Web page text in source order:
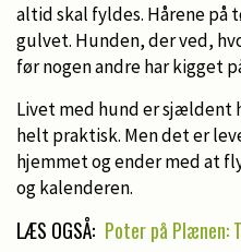
altid skal fyldes. Hårene på
gulvet. Hunden, der ved,
før nogen andre har kigget
Livet med hund er
helt praktisk. Men det er
hjemmet og ender med at
og kalenderen.
LÆS OGSÅ: Poter på Plænen: